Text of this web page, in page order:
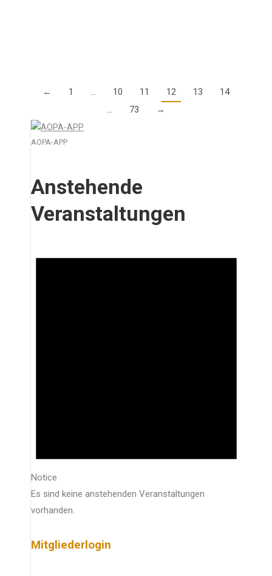
← 1 … 10 11 12 13
14
…
73 →
AOPA-APP
Anstehende
Veranstaltungen
Notice
Es sind keine anstehenden Veranstaltungen
vorhanden.
Mitgliederlogin